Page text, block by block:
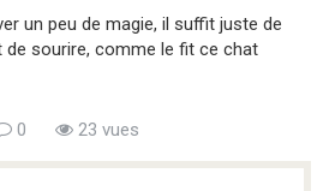
un peu de magie, il suffit juste de
de sourire, comme le fit ce chat
0 23 vues